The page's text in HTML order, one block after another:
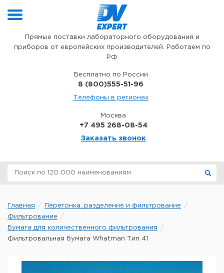
Прямые поставки лабораторного оборудования и
приборов от европейских производителей. Работаем по
РФ
Бесплатно по России
8 (800)555-51-96
Телефоны в регионах
Москва
+7 495 268-08-54
Заказать звонок
Главная
Перегонка, разделение и фильтрование
Фильтрование
Бумага для количественного фильтрования
Фильтровальная бумага Whatman Тип 41